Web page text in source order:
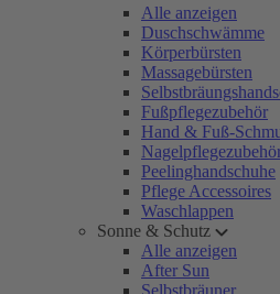
Alle anzeigen
Duschschwämme
Körperbürsten
Massagebürsten
Fußpflegezubehör
Hand & Fuß-
Peelinghandschuhe
Pflege Accessoires
Waschlappen
Sonne & Schutz
Alle anzeigen
After Sun
Selbstbräuner